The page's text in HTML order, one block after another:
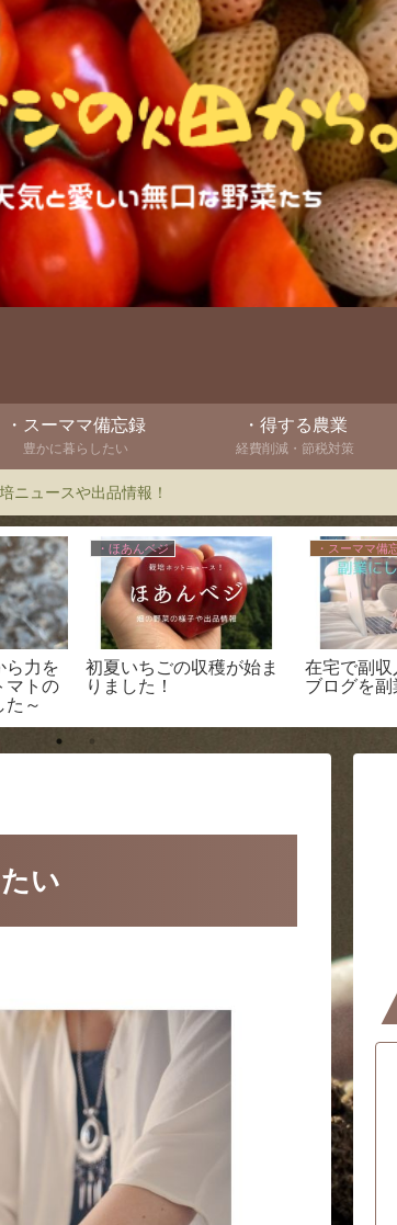
・スーママ備忘録
豊かに暮らしたい
・得する農業
経費削減・節税対策
ニュースや出品情報！
ら力を
トの
た～
・ほあんベジ
初夏いちごの収穫が始ま
りました！
・スーママ備
在宅で副収
ブログを
い